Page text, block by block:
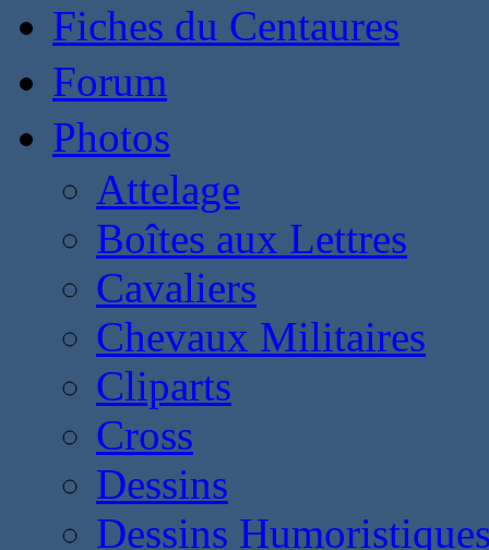
Fiches du Centaures
Forum
Photos
Attelage
Boîtes aux Lettres
Cavaliers
Chevaux Militaires
Cliparts
Cross
Dessins
Dessins